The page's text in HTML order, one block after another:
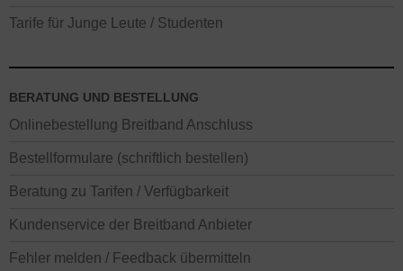
Tarife für Junge Leute / Studenten
BERATUNG UND BESTELLUNG
Onlinebestellung Breitband Anschluss
Bestellformulare (schriftlich bestellen)
Beratung zu Tarifen / Verfügbarkeit
Kundenservice der Breitband Anbieter
Fehler melden / Feedback übermitteln